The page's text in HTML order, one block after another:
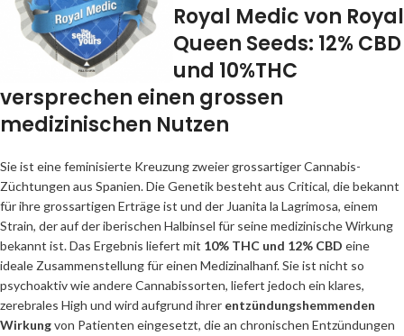
Royal Medic von Royal
Queen Seeds: 12% CBD
und 10%THC
versprechen einen grossen
medizinischen Nutzen
Sie ist eine feminisierte Kreuzung zweier grossartiger Cannabis-
Züchtungen aus Spanien. Die Genetik besteht aus Critical, die bekannt
für ihre grossartigen Erträge ist und der Juanita la Lagrimosa, einem
Strain, der auf der iberischen Halbinsel für seine medizinische Wirkung
bekannt ist. Das Ergebnis liefert mit 10% THC und 12% CBD eine
ideale Zusammenstellung für einen Medizinalhanf. Sie ist nicht so
psychoaktiv wie andere Cannabissorten, liefert jedoch ein klares,
zerebrales High und wird aufgrund ihrer entzündungshemmenden
Wirkungvon Patienten eingesetzt, die an chronischen Entzündungen